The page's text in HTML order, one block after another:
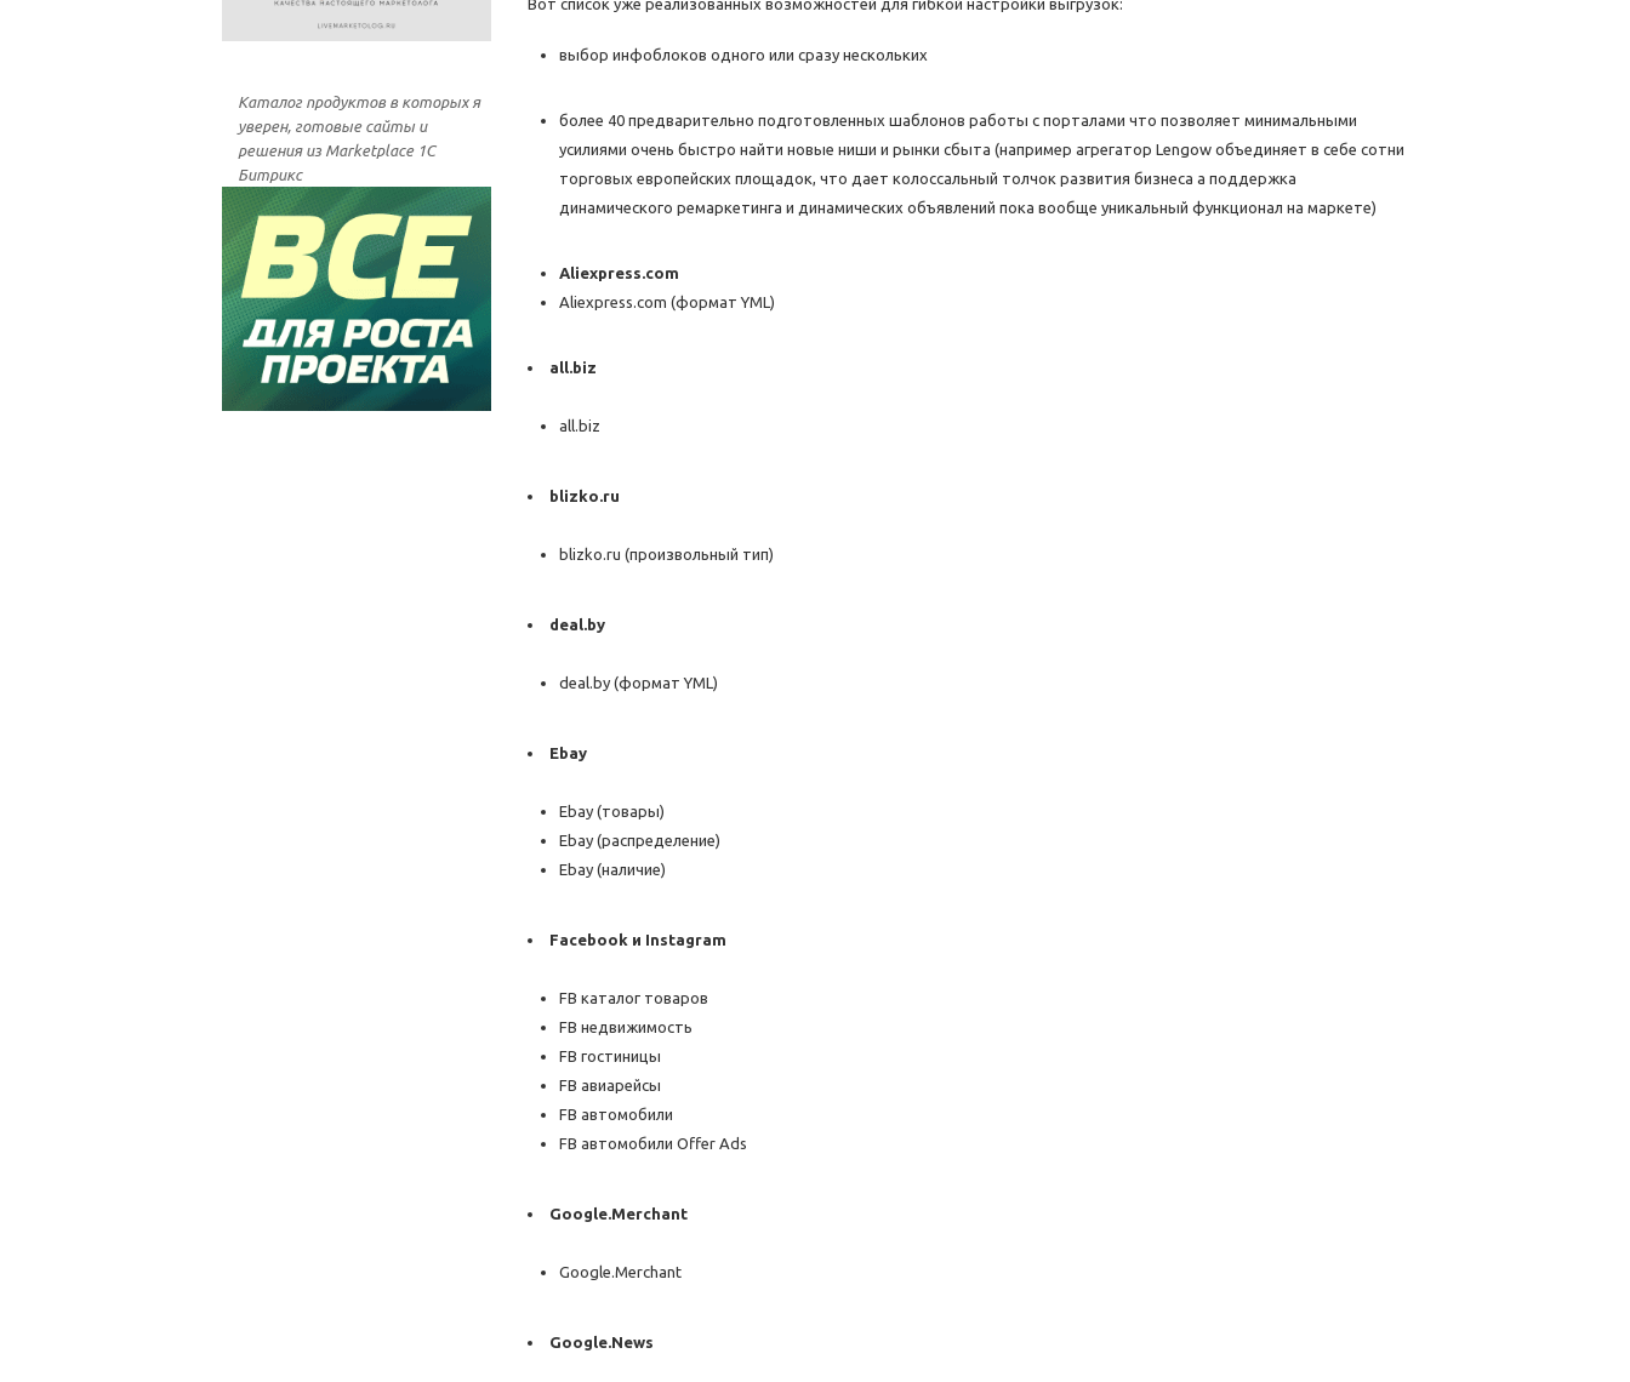
Каталог продуктов в которых я
уверен, готовые сайты и
решения из Marketplace 1С
Битрикс
Вот список уже реализованных возможностей для гибкой настройки выгрузок:
выбор инфоблоков одного или сразу нескольких
более 40 предварительно подготовленных шаблонов работы с порталами что позволяет минимальными
усилиями очень быстро найти новые ниши и рынки сбыта (например агрегатор Lengow объединяет в себе сотни
торговых европейских площадок, что дает колоссальный толчок развития бизнеса а поддержка
динамического ремаркетинга и динамических объявлений пока вообще уникальный функционал на маркете)
Aliexpress.com
Aliexpress.com (формат YML)
all.biz
all.biz
blizko.ru
blizko.ru (произвольный тип)
deal.by
deal.by (формат YML)
Ebay
Ebay (товары)
Ebay (распределение)
Ebay (наличие)
Facebook и Instagram
FB каталог товаров
FB недвижимость
FB гостиницы
FB авиарейсы
FB автомобили
FB автомобили Offer Ads
Google.Merchant
Google.Merchant
Google.News